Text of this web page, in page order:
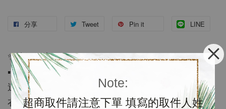
Note:
超商取件請注意下單 填寫的取件人姓
分享 Tweet Pin it LINE
✨特價優惠✨
▪️含運代購$1200；預購約需等待3-4週
這款簡單白Tee加上彩色刺繡字母logo設計好好看，
衣服材質是用Dri-FIT 技術創新聚酯纖維材質，有助